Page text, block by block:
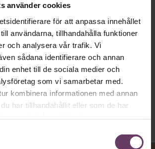
använder cookies
för att anpassa innehållet
användarna, tillhandahålla funktioner
och analysera vår trafik. Vi
sådana identifierare och annan
enhet till de sociala medier och
som vi samarbetar med.
kombinera informationen med annan
har tillhandahållit eller som de har
som vill nå fram till
07